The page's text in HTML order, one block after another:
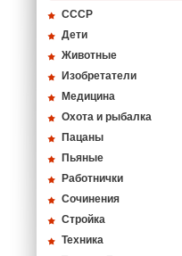
СССР
Дети
Животные
Изобретатели
Медицина
Охота и рыбалка
Пацаны
Пьяные
Работнички
Сочинения
Стройка
Техника